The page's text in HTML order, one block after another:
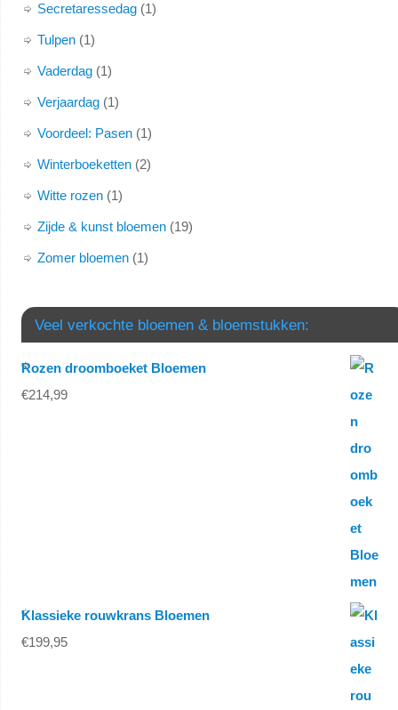
Secretaressedag 1
Tulpen 1
Vaderdag 1
Verjaardag 1
Voordeel: Pasen 1
Winterboeketten 2
Witte rozen 1
Zijde & kunst bloemen 19
Zomer bloemen 1
Veel verkochte bloemen & bloemstukken:
Rozen droomboeket Bloemen
€214,99
Klassieke rouwkrans Bloemen
€199,95